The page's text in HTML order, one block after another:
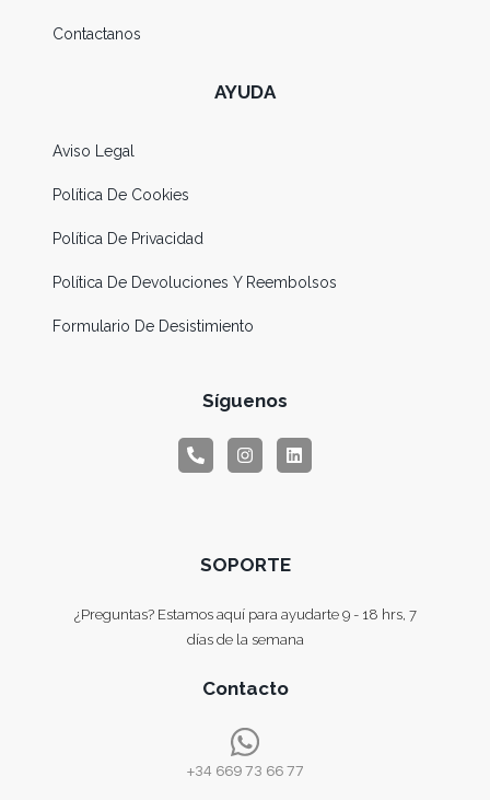
Contactanos
AYUDA
Aviso Legal
Política De Cookies
Política De Privacidad
Política De Devoluciones Y Reembolsos
Formulario De Desistimiento
Síguenos
SOPORTE
¿Preguntas? Estamos aquí para ayudarte 9 - 18 hrs, 7
días de la semana
Contacto
+34 669 73 66 77